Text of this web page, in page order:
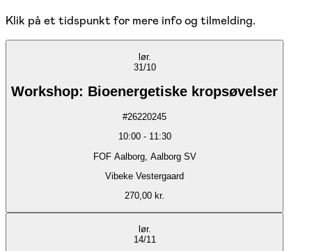
Klik på et tidspunkt for mere info og tilmelding.
lør.
31/10
Workshop: Bioenergetiske kropsøvelser
#26220245
10:00- 11:30
FOF Aalborg, Aalborg SV
Vibeke Vestergaard
270,00 kr.
lør.
14/11